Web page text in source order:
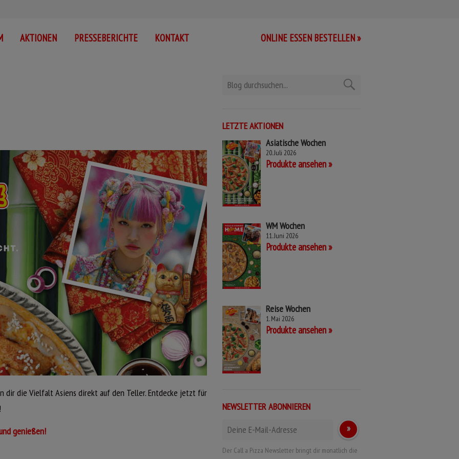
AKTIONEN PRESSEBERICHTE KONTAKT ONLINE ESSEN BESTELLEN »
dir die Vielfalt Asiens direkt auf den Teller. Entdecke jetzt für
genießen!
LETZTE AKTIONEN
Asiatische Wochen
20. Juli 2026
Produkte ansehen
WM Wochen
11. Juni 2026
Produkte ansehen
Reise Wochen
1. Mai 2026
Produkte ansehen
NEWSLETTER ABONNIEREN
Der Call a Pizza Newsletter bringt dir monatlich die